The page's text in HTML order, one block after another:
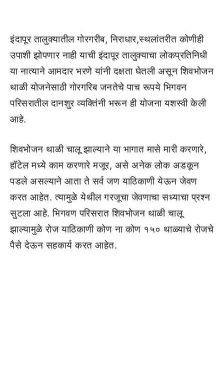
इंदापूर तालुक्यातील गोरगरीब, निराधार,स्थलांतरीत कोणीही
उपाशी झोपणार नाही याची इंदापूर तालुक्याचा लोकप्रतिनिधी
या नात्याने आमदार भरणे यांनी दक्षता घेतली असून शिवभोजन
थाळी योजनेसाठी गोरगरिब जनतेचे पाच रूपये भिगवन
परिसरातील दानशुर व्यक्तिंनी भरून ही योजना यशस्वी केली
आहे.
शिवभोजन थाळी चालू झाल्याने या भागात मासे मारी करणारे,
हॉटेल मध्ये काम करणारे मजूर, असे अनेक लोक अडकून
पडले असल्याने आता ते सर्व जण याठिकाणी येऊन जेवण
करत आहेत. त्यामुळे येथील गरजूचा जेवणाचा सध्याचा प्रश्न
सुटला आहे. भिगवण परिसरात शिवभोजन थाळी चालू
झाल्यामुळे रोज याठिकाणी कोण ना कोण १५० थाळ्याचे रोजचे
पैसे देऊन सहकार्य करत आहेत.